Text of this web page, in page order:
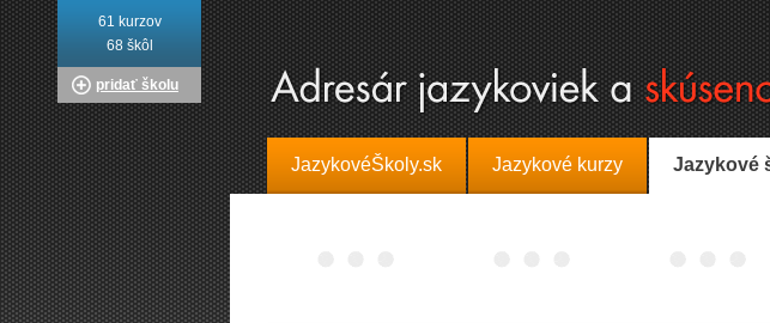
JazykovéŠkoly.sk Jazykové kurzy Jazykové
61 kurzov
68 škôl
pridať školu